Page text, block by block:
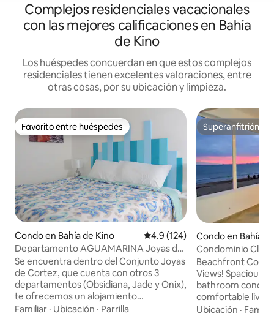
Complejos residenciales vacacionales
con las mejores calificaciones en Bahía
de Kino
Los huéspedes concuerdan en que estos complejos
residenciales tienen excelentes valoraciones, entre
otras cosas, por su ubicación y limpieza.
Favorito entre huéspedes
Favorito entre huéspedes
Condo en Bahía de Kino Calificación promedio: 4.9 de
4.9 (124)
Departamento AGUAMARINA Joyas de
Cortez Kino Nuevo
Se encuentra dentro del Conjunto Joyas
de Cortez, que cuenta con otros 3
departamentos (Obsidiana, Jade y Onix),
te ofrecemos un alojamiento
totalmente equipado para que disfrutes
Familiar · Ubicación · Parrilla
Superanfitrión
Superanfitrión
Condo en Bahía
Condominio
Beachfront
Views! Spacious 3-bedroom, 2.5-
bathroom condo
comfortable
kitchen, and a
Ubicación ·